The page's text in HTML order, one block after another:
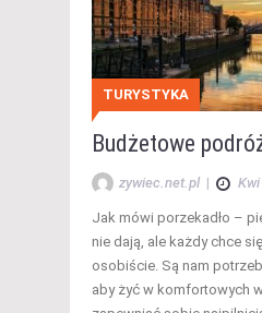
TURYSTYKA
Budżetowe
zywiec.net.pl | Kwi
Jak mówi porzekadło –
nie dają, ale każdy chce
osobiście. Są nam
aby żyć w komfortowych